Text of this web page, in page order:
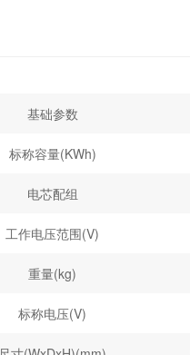
基础参数
标称容量(KWh)
电芯配组
工作电压范围(V)
重量(kg)
标称电压(V)